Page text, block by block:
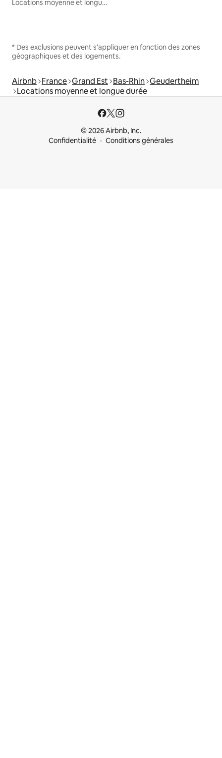
Locations moyenne et longue durée
* Des exclusions peuvent s'appliquer en fonction des zones
géographiques et des logements.
Airbnb France Grand Est Bas-Rhin Geudertheim
Locations moyenne et longue durée
© 2026 Airbnb, Inc.
Confidentialité
Conditions générales